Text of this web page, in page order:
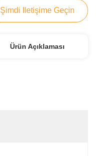
Şimdi Iletişime Geçin
Ürün Açıklaması